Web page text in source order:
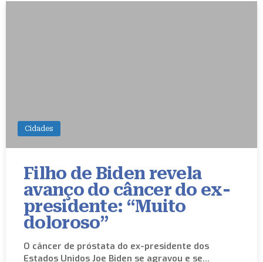
Cidades
Filho de Biden revela
avanço do câncer do ex-
presidente: “Muito
doloroso”
O câncer de próstata do ex-presidente dos
Estados Unidos Joe Biden se agravou e se…